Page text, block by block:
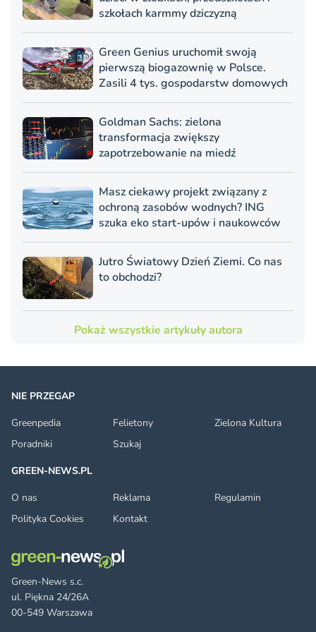
szkołach karmmy dziczyzną
Green Genius uruchomił swoją
pierwszą biogazownię w Polsce.
Zasili 4 tys. gospodarstw domowych
Goldman Sachs: zielona
transformacja zwiększy
zapotrzebowanie na miedź
Masz ciekawy projekt związany z
ochroną zasobów wodnych? ING
szuka eko start-upów i naukowców
Jutro Światowy Dzień Ziemi. Co nas
to obchodzi?
Pokaż wszystkie artykuły autora
Green-News s.c.
ul. Piękna 24/26A
00-549 Warszawa
NIE PRZEGAP
Greenpedia
Felietony
Zielona Kultura
Poradniki
Szukaj
GREEN-NEWS.PL
O nas
Reklama
Regulamin
Polityka Cookies
Kontakt